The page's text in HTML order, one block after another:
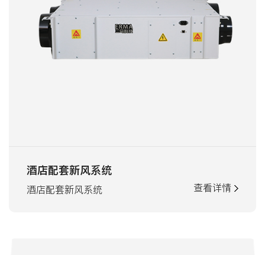
酒店配套新风系统
酒店配套新风系统 查看详情